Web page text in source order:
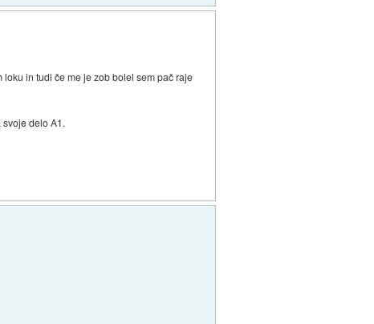
in tudi če me je zob bolel sem pač raje
delo A1.